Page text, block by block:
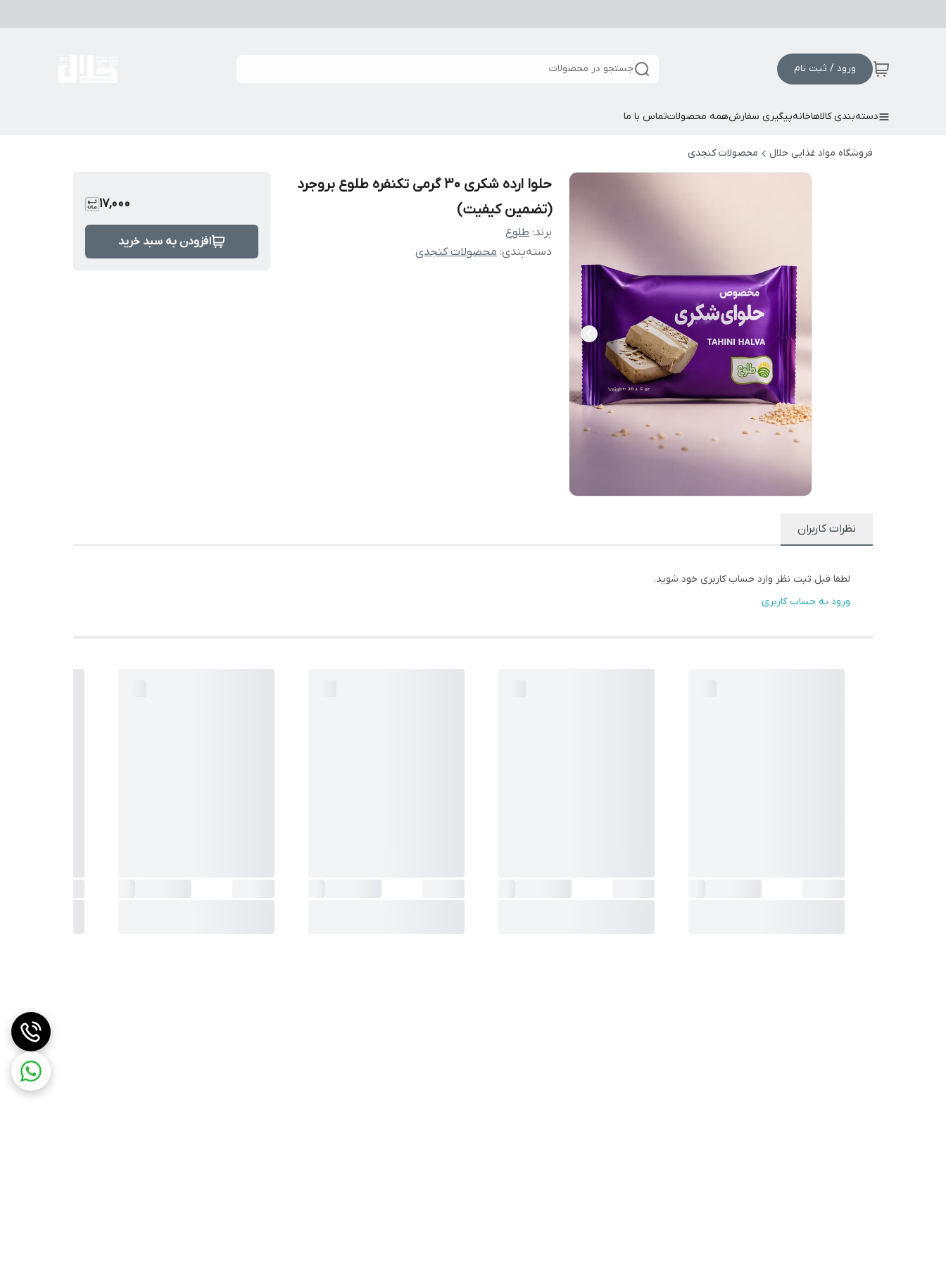
ورود / ثبت نام جستجو در محصولات
دسته‌بندی کالاهاخانهپیگیری سفارشهمه محصولاتتماس با ما
فروشگاه مواد غذایی حلال محصولات کنجدی
حلوا ارده شکری ۳۰ گرمی تکنفره طلوع بروجرد
(تضمین کیفیت)
برند: طلوع
دسته‌بندی:محصولات کنجدی
17,000
افزودن به سبد خرید
نظرات کاربران
لطفا قبل ثبت نظر وارد حساب کاربری خود شوید.
ورود به حساب کاربری